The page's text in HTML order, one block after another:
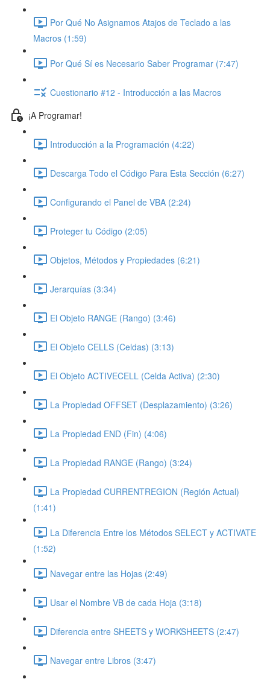
Por Qué No Asignamos Atajos de Teclado a las
Macros (1:59)
Por Qué Sí es Necesario Saber Programar (7:47)
Cuestionario #12 - Introducción a las Macros
¡A Programar!
Introducción a la Programación (4:22)
Descarga Todo el Código Para Esta Sección (6:27)
Configurando el Panel de VBA (2:24)
Proteger tu Código (2:05)
Objetos, Métodos y Propiedades (6:21)
Jerarquías (3:34)
El Objeto RANGE (Rango) (3:46)
El Objeto CELLS (Celdas) (3:13)
El Objeto ACTIVECELL (Celda Activa) (2:30)
La Propiedad OFFSET (Desplazamiento) (3:26)
La Propiedad END (Fin) (4:06)
La Propiedad RANGE (Rango) (3:24)
La Propiedad CURRENTREGION (Región Actual)
(1:41)
La Diferencia Entre los Métodos SELECT y ACTIVATE
(1:52)
Navegar entre las Hojas (2:49)
Usar el Nombre VB de cada Hoja (3:18)
Diferencia entre SHEETS y WORKSHEETS (2:47)
Navegar entre Libros (3:47)